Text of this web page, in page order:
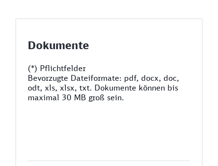
Dokumente
(*) Pflichtfelder
Bevorzugte Dateiformate: pdf, docx, doc,
odt, xls, xlsx, txt. Dokumente können bis
maximal 30 MB groß sein.